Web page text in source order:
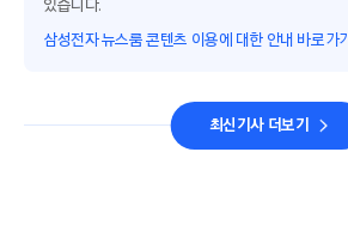
있습니다.
삼성전자 뉴스룸 콘텐츠 이용에 대한 안내 바로가기
최신기사 더보기